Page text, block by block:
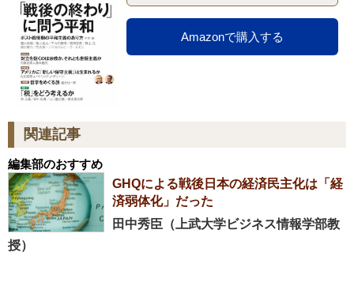
Amazonで購入する
関連記事
編集部のおすすめ
GHQによる戦後日本の経済民主化は「経
済弱体化」だった
田中秀臣（上武大学ビジネス情報学部教
授）